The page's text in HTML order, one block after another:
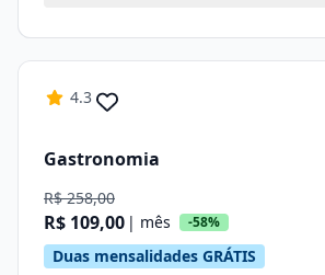
4.3
Gastronomia
R$ 258,00
R$ 109,00 | mês -58%
Duas mensalidades GRÁTIS